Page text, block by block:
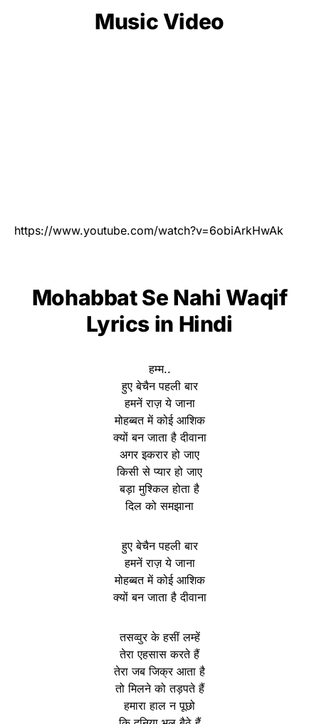
Music Video
https://www.youtube.com/watch?v=6obiArkHwAk
Mohabbat Se Nahi Waqif
Lyrics in Hindi
हम्म..
हुए बेचैन पहली बार
हमनें राज़ ये जाना
मोहब्बत में कोई आशिक
क्यों बन जाता है दीवाना
अगर इकरार हो जाए
किसी से प्यार हो जाए
बड़ा मुश्किल होता है
दिल को समझाना
हुए बेचैन पहली बार
हमनें राज़ ये जाना
मोहब्बत में कोई आशिक
क्यों बन जाता है दीवाना
तसव्वुर के हसीं लम्हें
तेरा एहसास करते हैं
तेरा जब जिक्र आता है
तो मिलने को तड़पते हैं
हमारा हाल न पूछो